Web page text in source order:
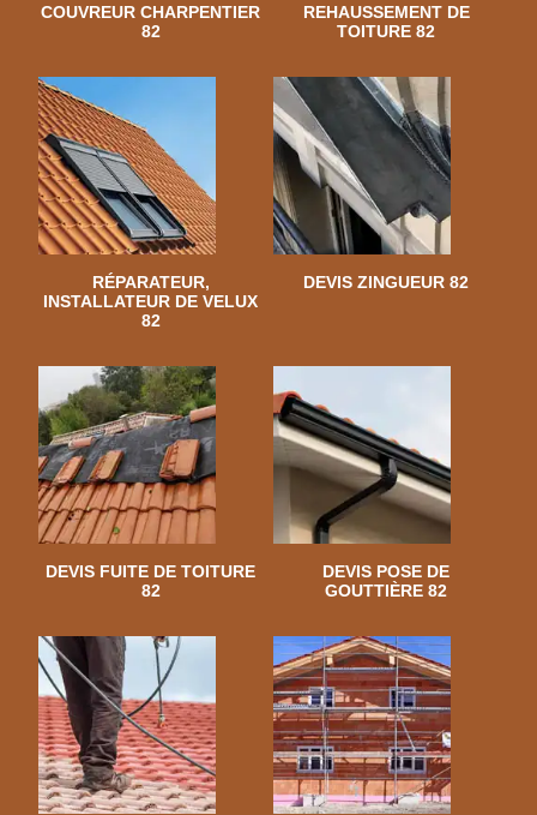
COUVREUR CHARPENTIER
82
REHAUSSEMENT DE
TOITURE 82
RÉPARATEUR,
INSTALLATEUR DE VELUX
82
DEVIS ZINGUEUR 82
DEVIS FUITE DE TOITURE
82
DEVIS POSE DE
GOUTTIÈRE 82